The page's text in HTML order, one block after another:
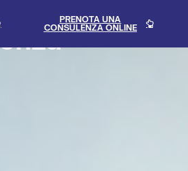
PRENOTA UNA
CONSULENZA ONLINE
ticket